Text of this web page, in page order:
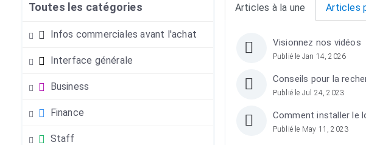
Toutes les catégories
Infos commerciales avant l'achat
Interface générale
Business
Finance
Staff
Articles à la une Articles
Visionnez nos vidéos
Publié le Jan 14, 2026
Conseils pour la
Publié le Jul 24, 2023
Comment installer le
Publié le May 11, 2023